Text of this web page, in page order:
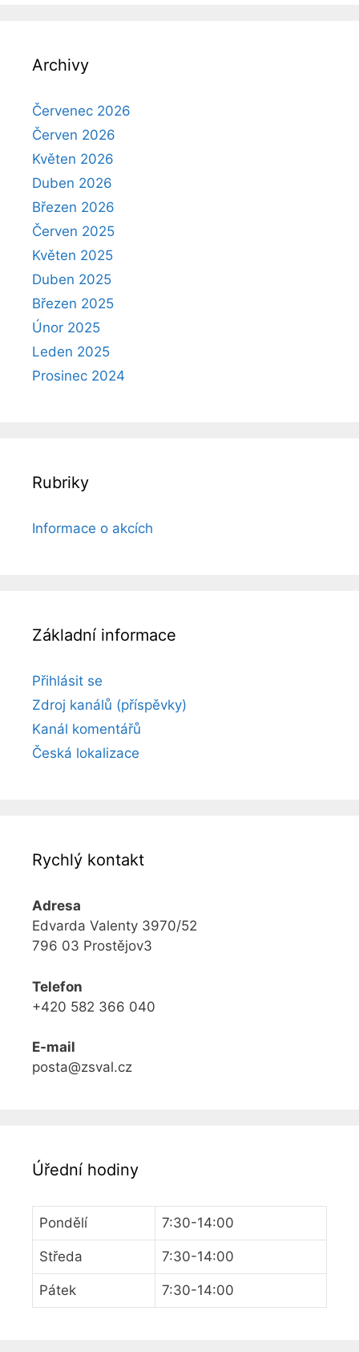
Archivy
Červenec 2026
Červen 2026
Květen 2026
Duben 2026
Březen 2026
Červen 2025
Květen 2025
Duben 2025
Březen 2025
Únor 2025
Leden 2025
Prosinec 2024
Rubriky
Informace o akcích
Základní informace
Přihlásit se
Zdroj kanálů (příspěvky)
Kanál komentářů
Česká lokalizace
Rychlý kontakt
Adresa
Edvarda Valenty 3970/52
796 03 Prostějov3
Telefon
+420 582 366 040
E-mail
posta@zsval.cz
Úřední hodiny
Pondělí 7:30-14:00
Středa 7:30-14:00
Pátek 7:30-14:00